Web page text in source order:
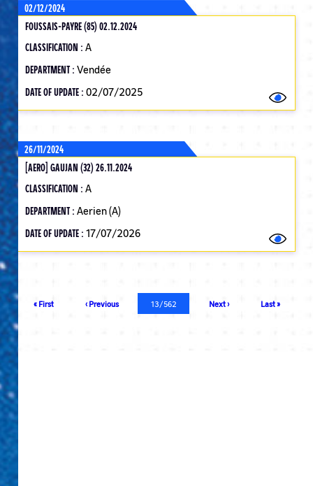
02/12/2024
FOUSSAIS-PAYRE (85) 02.12.2024
CLASSIFICATION : A
DEPARTMENT : Vendée
DATE OF UPDATE : 02/07/2025
26/11/2024
[AERO] GAUJAN (32) 26.11.2024
CLASSIFICATION : A
DEPARTMENT : Aerien (A)
DATE OF UPDATE : 17/07/2026
Pagination
First
« First
Previous
‹ Previous
Current
page
13/562
Next
Next ›
Last
Last »